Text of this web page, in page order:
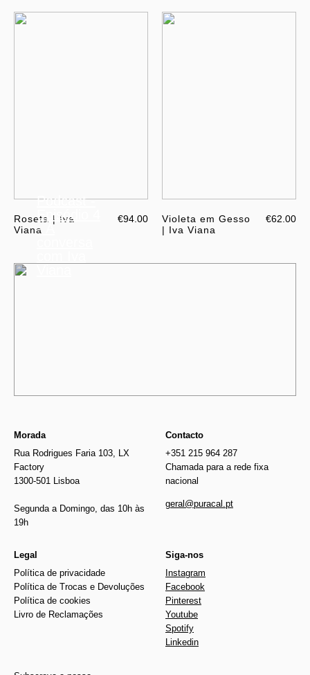
Roseta | Iva
Viana
€94.00
Violeta em Gesso
| Iva Viana
€62.00
Podcast -
Episódio 4
- À
Morada
Rua Rodrigues Faria 103, LX
Factory
1300-501 Lisboa
Segunda a Domingo, das 10h às
19h
Contacto
+351 215 964 287
Chamada para a rede fixa
nacional
geral@puracal.pt
Legal
Política de privacidade
Política de Trocas e Devoluções
Política de cookies
Livro de Reclamações
Siga-nos
Instagram
Facebook
Pinterest
Youtube
Spotify
Linkedin